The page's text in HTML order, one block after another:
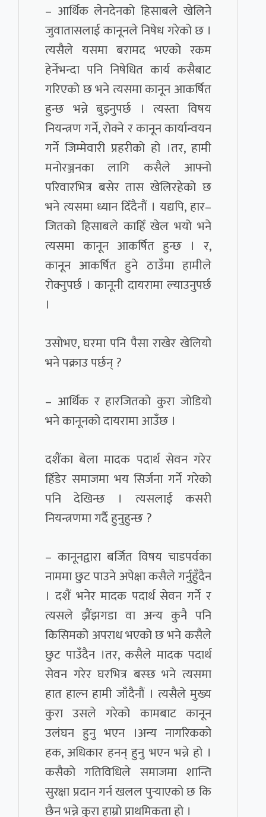
– आर्थिक लेनदेनको हिसाबले खेलिने
जुवातासलाई कानूनले निषेध गरेको छ ।
त्यसैले यसमा बरामद भएको रकम
हेर्नेभन्दा पनि निषेधित कार्य कसैबाट
गरिएको छ भने त्यसमा कानून आकर्षित
हुन्छ भन्ने बुझ्नुपर्छ । त्यस्ता विषय
नियन्त्रण गर्ने, रोक्ने र कानून कार्यान्वयन
गर्ने जिम्मेवारी प्रहरीको हो ।तर, हामी
मनोरञ्जनका लागि कसैले आफ्नो
परिवारभित्र बसेर तास खेलिरहेको छ
भने त्यसमा ध्यान दिँदैनौं । यद्यपि, हार–
जितको हिसाबले काहिँ खेल भयो भने
त्यसमा कानून आकर्षित हुन्छ । र,
कानून आकर्षित हुने ठाउँमा हामीले
रोक्नुपर्छ । कानूनी दायरामा ल्याउनुपर्छ
।
उसोभए, घरमा पनि पैसा राखेर खेलियो
भने पक्राउ पर्छन् ?
– आर्थिक र हारजितको कुरा जोडियो
भने कानूनको दायरामा आउँछ ।
दशैंका बेला मादक पदार्थ सेवन गरेर
हिँडेर समाजमा भय सिर्जना गर्ने गरेको
पनि देखिन्छ । त्यसलाई कसरी
नियन्त्रणमा गर्दै हुनुहुन्छ ?
– कानूनद्वारा बर्जित विषय चाडपर्वका
नाममा छुट पाउने अपेक्षा कसैले गर्नुहुँदैन
। दशैं भनेर मादक पदार्थ सेवन गर्ने र
त्यसले झैंझगडा वा अन्य कुनै पनि
किसिमको अपराध भएको छ भने कसैले
छुट पाउँदैन ।तर, कसैले मादक पदार्थ
सेवन गरेर घरभित्र बस्छ भने त्यसमा
हात हाल्न हामी जाँदैनौं । त्यसैले मुख्य
कुरा उसले गरेको कामबाट कानून
उलंघन हुनु भएन ।अन्य नागरिकको
हक, अधिकार हनन् हुनु भएन भन्ने हो ।
कसैको गतिविधिले समाजमा शान्ति
सुरक्षा प्रदान गर्न खलल पुर्‍याएको छ कि
छैन भन्ने कुरा हाम्रो प्राथमिकता हो ।